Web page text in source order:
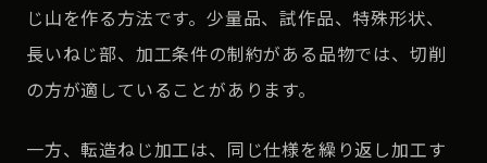
じ山を作る方法です。少量品、試作品、特殊形状、
長いねじ部、加工条件の制約がある品物では、切削
の方が適していることがあります。
一方、転造ねじ加工は、同じ仕様を繰り返し加工す